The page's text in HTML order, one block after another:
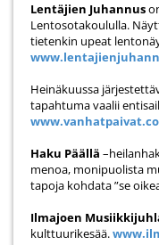
Lentäjien Juhannus
Lentosotakoululla.
tietenkin upeat
Heinäkuussa
tapahtuma vaalii
Haku Päällä
menoa, monipuolista
tapoja kohdata ”se
Ilmajoen
kulttuurikesää.